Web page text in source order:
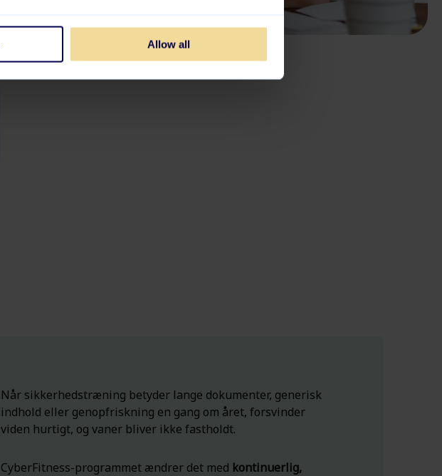
Allow all
Når sikkerhedstræning betyder lange dokumenter, generisk
indhold eller genopfriskning en gang om året, forsvinder
viden hurtigt, og vaner bliver ikke fastholdt.
CyberFitness-programmet ændrer det med kontinuerlig,